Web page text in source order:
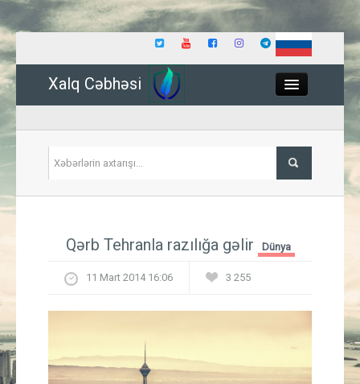
Xalq Cəbhəsi
İqtisadiyyat
Güney Azərbaycan
Qərb Tehranla razılığa gəlir Dünya
11 Mart 2014 16:06 3 255